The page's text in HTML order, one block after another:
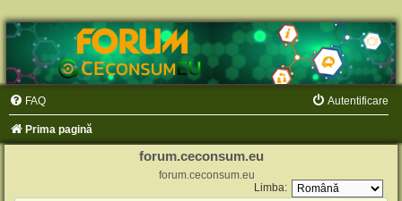
FAQ Autentificare
Prima pagină
forum.ceconsum.eu
forum.ceconsum.eu
Limba: